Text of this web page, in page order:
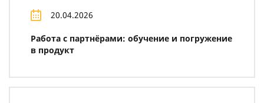
20.04.2026
Работа с партнёрами: обучение и погружение
в продукт